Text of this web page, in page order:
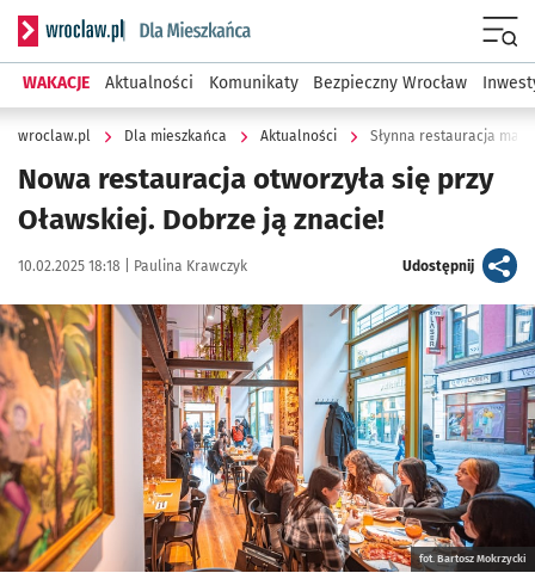
Serwis informacyjny wroclaw.pl podserwis: Dla mieszkańca
WAKACJE Aktualności Komunikaty Bezpieczny Wrocław
wroclaw.pl Dla mieszkańca Aktualności Słynna restauracja ma
Nowa restauracja otworzyła się przy
Oławskiej. Dobrze ją znacie!
Data publikacji:
10.02.2025 18:18 | Autor:
Paulina Krawczyk Udostępnijartykuł
Kliknij, aby zobaczyć galerię
fot. Bartosz Mokrzycki